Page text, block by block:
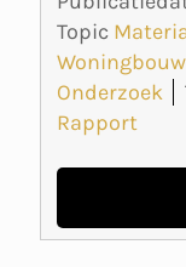
Topic
Woningbouw
Onderzoek
Rapport